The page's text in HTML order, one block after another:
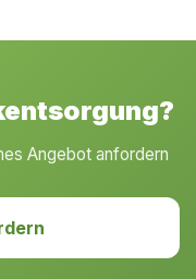
Angebot anfordern